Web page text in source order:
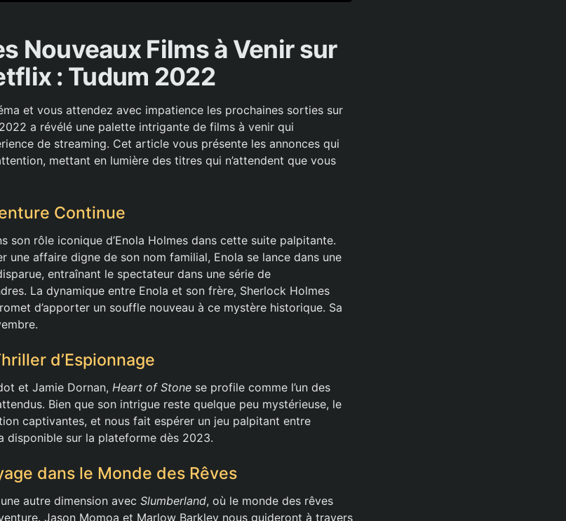
Nouveaux Films à Venir sur
: Tudum 2022
et vous attendez avec impatience les prochaines sorties sur
a révélé une palette intrigante de films à venir qui
de streaming. Cet article vous présente les annonces qui
mettant en lumière des titres qui n’attendent que vous
Continue
son rôle iconique d’Enola Holmes dans cette suite palpitante.
une affaire digne de son nom familial, Enola se lance dans une
entraînant le spectateur dans une série de
La dynamique entre Enola et son frère, Sherlock Holmes
d’apporter un souffle nouveau à ce mystère historique. Sa
d’Espionnage
et Jamie Dornan, Heart of Stone se profile comme l’un des
Bien que son intrigue reste quelque peu mystérieuse, le
captivantes, et nous fait espérer un jeu palpitant entre
disponible sur la plateforme dès 2023.
dans le Monde des Rêves
autre dimension avec Slumberland, où le monde des rêves
Jason Momoa et Marlow Barkley nous guideront à travers